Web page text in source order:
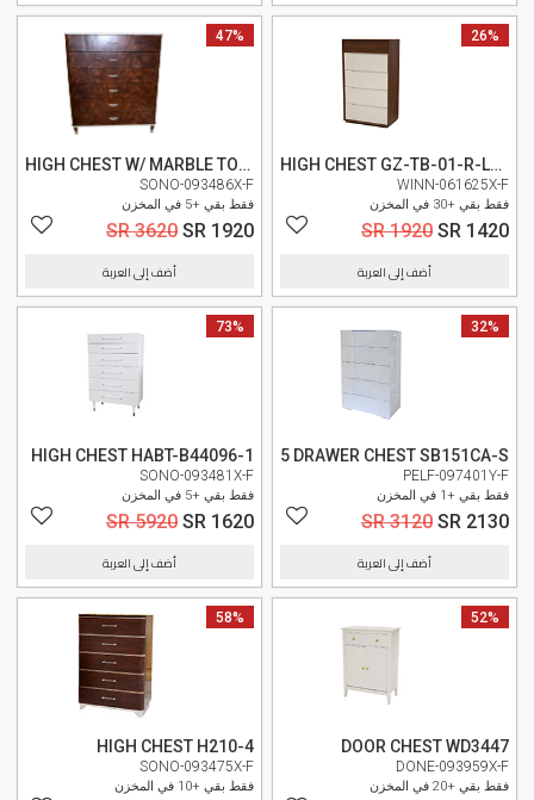
وصل حديثا 47%
HIGH CHEST W/ MARBLE TOP HABT-B6381
SONO-093486X-F
فقط بقي +5 في المخزن
SR 3620 SR 1920
أضف إلى العربة
26%
HIGH CHEST GZ-TB-01-R-L1874
WINN-061625X-F
فقط بقي +30 في المخزن
SR 1920 SR 1420
أضف إلى العربة
73%
HIGH CHEST HABT-B44096-1
SONO-093481X-F
فقط بقي +5 في المخزن
SR 5920 SR 1620
أضف إلى العربة
32%
5 DRAWER CHEST SB151CA-S
PELF-097401Y-F
فقط بقي +1 في المخزن
SR 3120 SR 2130
أضف إلى العربة
وصل حديثا 58%
HIGH CHEST H210-4
SONO-093475X-F
فقط بقي +10 في المخزن
52%
DOOR CHEST WD3447
DONE-093959X-F
فقط بقي +20 في المخزن